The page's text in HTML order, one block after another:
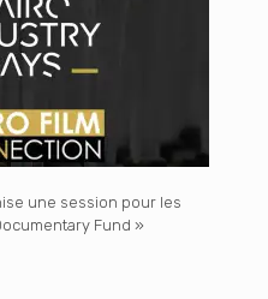
une session pour les
Fund »